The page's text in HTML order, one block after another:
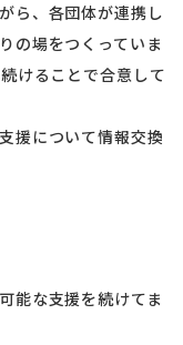
ら、各団体が連携し
の場をつくっていま
けることで合意して
援について情報交換
能な支援を続けてま